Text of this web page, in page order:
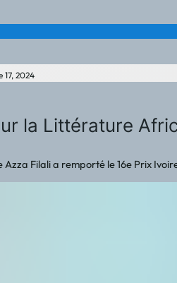
17, 2024
la Littérature
Azza Filali a remporté le 16e Prix